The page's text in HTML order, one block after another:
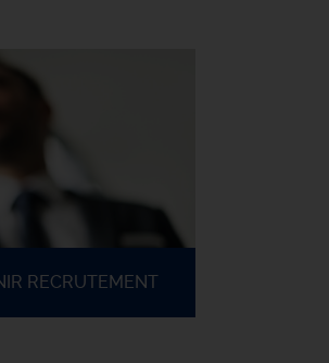
RECRUTEMENT